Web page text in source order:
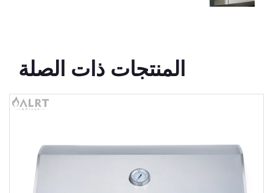
المنتجات ذات الصلة